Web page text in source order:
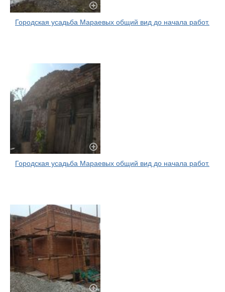
Городская усадьба Мараевых общий вид до начала работ.
Городская усадьба Мараевых общий вид до начала работ.